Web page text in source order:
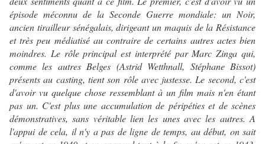
épisode méconnu de la Seconde Guerre mondiale: un Noir,
ancien tirailleur sénégalais, dirigeant un maquis de la Résistance
et très peu médiatisé au contraire de certains autres actes bien
moindres. Le rôle principal est interprété par Marc Zinga qui,
comme les autres Belges (Astrid Wetthnall, Stéphane Bissot)
présents au casting, tient son rôle avec justesse. Le second, c'est
d'avoir vu quelque chose ressemblant à un film mais n'en étant
pas un. C'est plus une accumulation de péripéties et de scènes
démonstratives, sans véritable lien les unes avec les autres. A
l'appui de cela, il n'y a pas de ligne de temps, au début, on sait